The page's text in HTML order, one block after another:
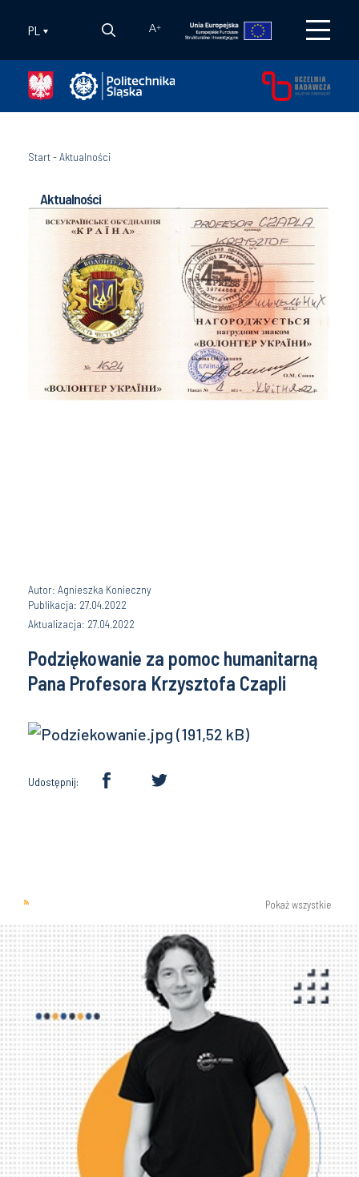
PL A+
Start-Aktualności
Aktualności
Autor: Agnieszka Konieczny
Publikacja: 27.04.2022
Aktualizacja: 27.04.2022
Podziękowanie za pomoc humanitarną
Pana Profesora Krzysztofa Czapli
Udostępnij:
Pokaż wszystkie